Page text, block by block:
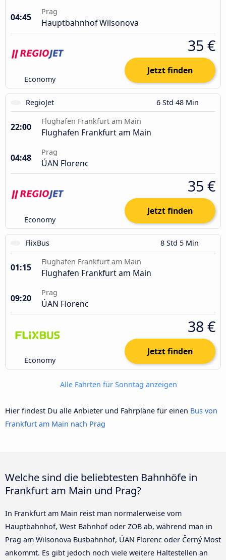
04:45
Prag
Hauptbahnhof Wilsonova
Economy
35 €
Jetzt finden
RegioJet 6 Std 48 Min
22:00
Flughafen Frankfurt am Main
Flughafen Frankfurt am Main
04:48
Prag
ÚAN Florenc
Economy
35 €
Jetzt finden
FlixBus 8 Std 5 Min
01:15
Flughafen Frankfurt am Main
Flughafen Frankfurt am Main
09:20
Prag
ÚAN Florenc
Economy
38 €
Jetzt finden
Alle Fahrten für Sonntag anzeigen
Hier findest Du alle Anbieter und Fahrpläne für einen Bus von
Frankfurt am Main nach Prag
Welche sind die beliebtesten Bahnhöfe in
Frankfurt am Main und Prag?
In Frankfurt am Main reist man normalerweise vom
Hauptbahnhof, West Bahnhof oder ZOB ab, während man in
Prag am Wilsonova Busbahnhof, ÚAN Florenc oder Černý Most
ankommt. Es gibt jedoch noch viele weitere Haltestellen an